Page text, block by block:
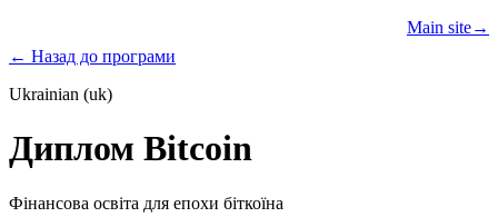
Main site→
← Назад до програми
Ukrainian (uk)
Диплом Bitcoin
Фінансова освіта для епохи біткоїна